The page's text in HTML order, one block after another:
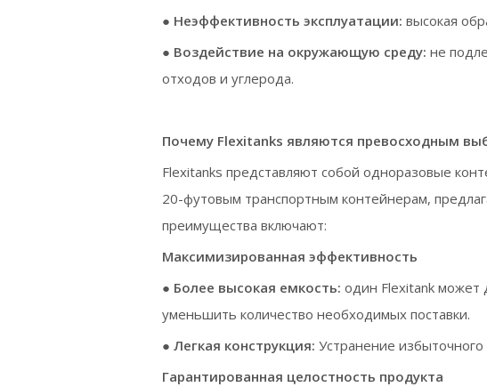
● Неэффективность эксплуатации: высокая
● Воздействие на окружающую среду: не
отходов и углерода.
Почему Flexitanks являются превосходным
Flexitanks представляют собой одноразовые
20-футовым транспортным контейнерам,
преимущества включают:
Максимизированная эффективность
● Более высокая емкость: один Flexitank может
уменьшить количество необходимых поставки.
● Легкая конструкция: Устранение
Гарантированная целостность продукта